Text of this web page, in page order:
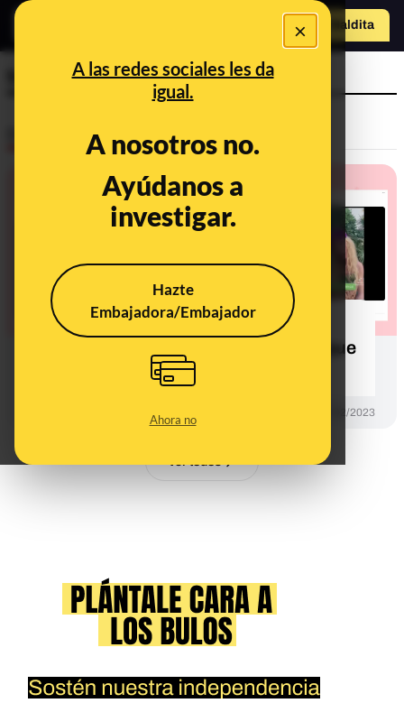
×
A las redes sociales les da
igual.
A nosotros no.
Ayúdanos a
investigar.
Hazte
Embajadora/Embajador
Ahora no
Hazte Maldita
transbotanicas
Cuidado con este vídeo de las
‘transbotánicas’: su autora afirma que
27/02/2023
Ver todos